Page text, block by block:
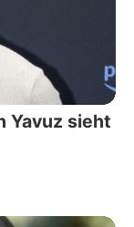
Yavuz sieht